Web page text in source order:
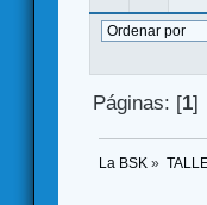
Páginas: [1]
La BSK »